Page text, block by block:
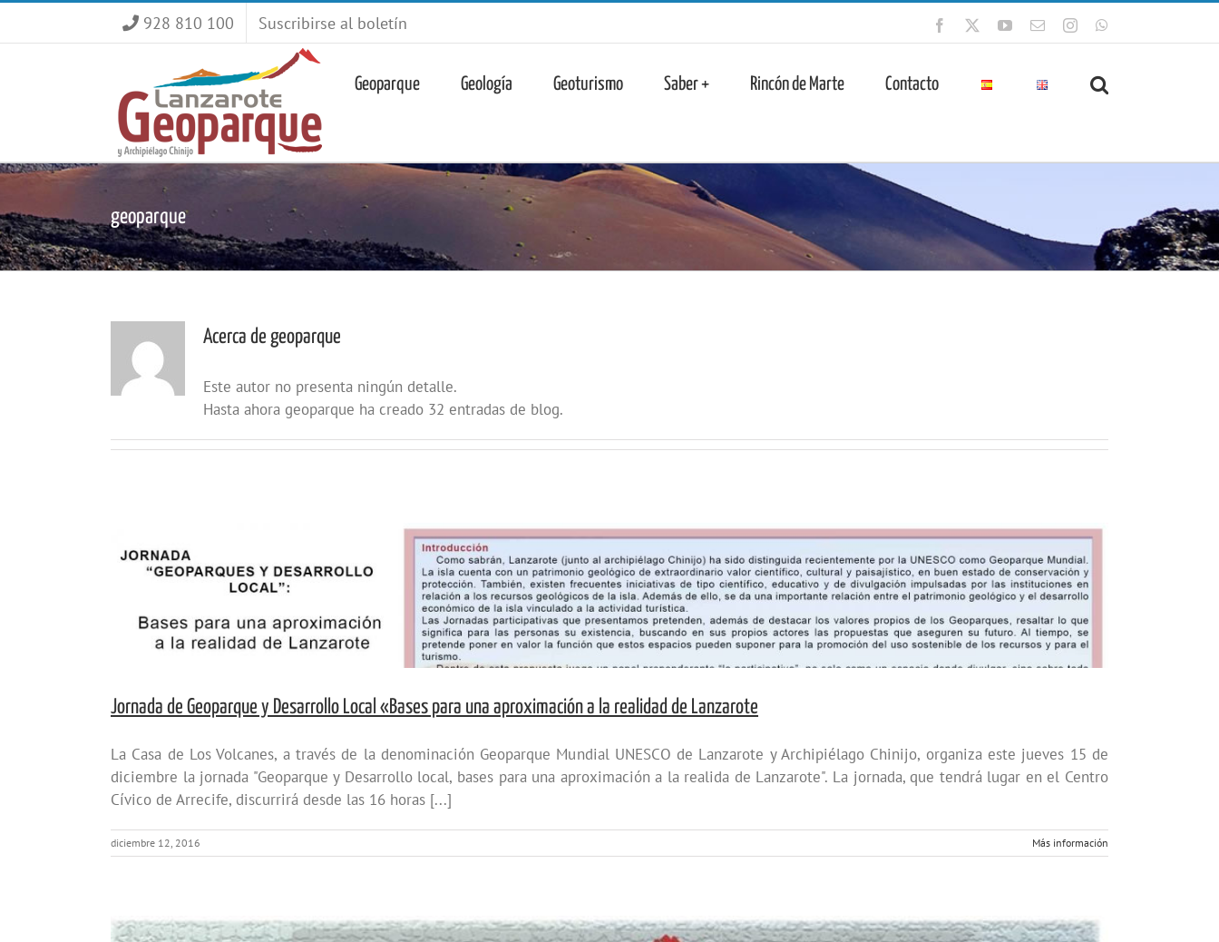
928 810 100 Suscribirse al boletín Facebook YouTube
CorreoInstagram
Geoparque Geología Geoturismo Saber + Rincón de Marte Contacto
geoparque
Acerca de geoparque
Este autor no presenta ningún detalle.
Hasta ahora geoparque ha creado 32 entradas de blog.
Jornada de Geoparque y Desarrollo Local «Bases para una aproximación a la realidad de Lanzarote
La Casa de Los Volcanes, a través de la denominación Geoparque Mundial UNESCO de Lanzarote y Archipiélago Chinijo, organiza este jueves 15 de
diciembre la jornada "Geoparque y Desarrollo local, bases para una aproximación a la realida de Lanzarote". La jornada, que tendrá lugar en el Centro
Cívico de Arrecife, discurrirá desde las 16 horas [...]
diciembre 12, 2016 Más información